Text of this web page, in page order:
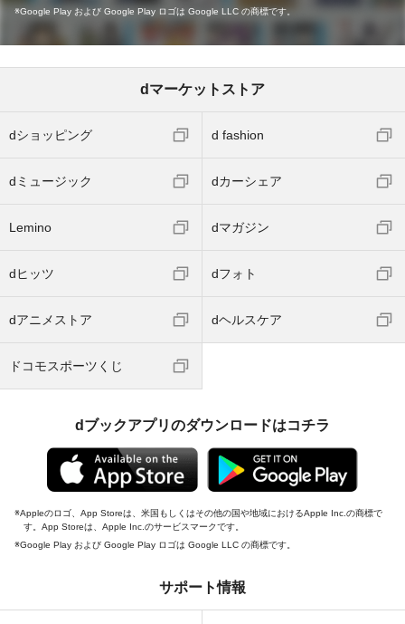
Google Play および Google Play ロゴは Google LLC の商標です。
dマーケットストア
dショッピング d fashion
dミュージック dカーシェア
Lemino dマガジン
dヒッツ dフォト
dアニメストア dヘルスケア
ドコモスポーツくじ
dブックアプリのダウンロードはコチラ
Appleのロゴ、App Storeは、米国もしくはその他の国や地域におけるApple Inc.の商標で
す。App Storeは、Apple Inc.のサービスマークです。
Google Play および Google Play ロゴは Google LLC の商標です。
サポート情報